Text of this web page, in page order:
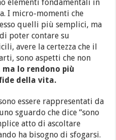
elementi fondamentali in
I micro-momenti che
quelli più semplici, ma
poter contare su
avere la certezza che il
sono aspetti che non
ma lo rendono più
della vita.
essere rappresentati da
sguardo che dice “sono
atto di ascoltare
ha bisogno di sfogarsi.